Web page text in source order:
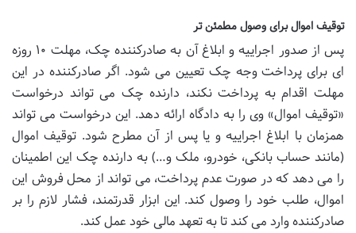
توقیف اموال برای وصول مطمئن تر
پس از صدور اجراییه و ابلاغ آن به صادرکننده چک، مهلت ۱۰ روزه
ای برای پرداخت وجه چک تعیین می شود. اگر صادرکننده در این
مهلت اقدام به پرداخت نکند، دارنده چک می تواند درخواست
«توقیف اموال» وی را به دادگاه ارائه دهد. این درخواست می تواند
همزمان با ابلاغ اجراییه و یا پس از آن مطرح شود. توقیف اموال
(مانند حساب بانکی، خودرو، ملک و…) به دارنده چک این اطمینان
را می دهد که در صورت عدم پرداخت، می تواند از محل فروش این
اموال، طلب خود را وصول کند. این ابزار قدرتمند، فشار لازم را بر
صادرکننده وارد می کند تا به تعهد مالی خود عمل کند.